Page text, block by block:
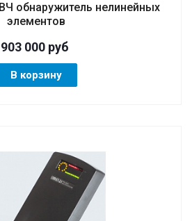
обнаружитель нелинейных
элементов
903 000руб
В корзину